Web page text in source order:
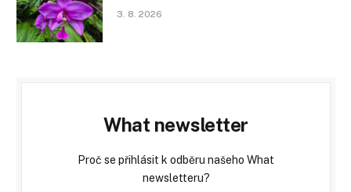
3. 8. 2026
What newsletter
Proč se přihlásit k odběru našeho What
newsletteru?